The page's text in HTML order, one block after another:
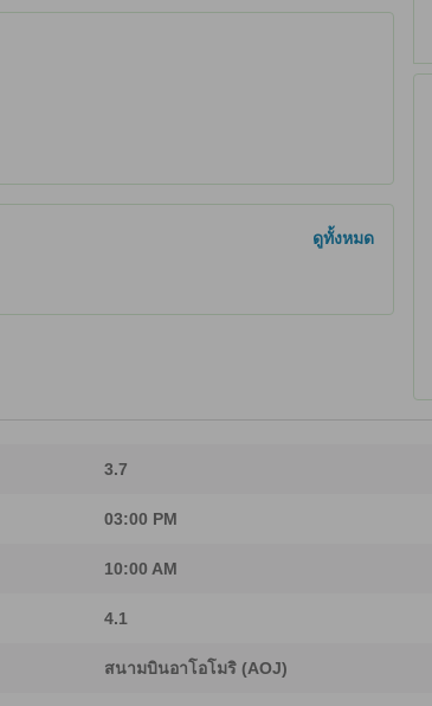
ดูทั้งหมด
3.7
03:00 PM
10:00 AM
4.1
สนามบินอาโอโมริ (AOJ)